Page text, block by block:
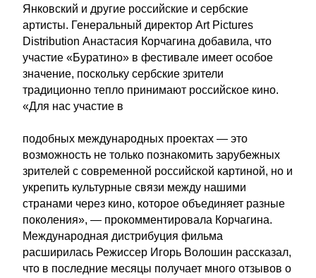
Янковский и другие российские и сербские
артисты. Генеральный директор Art Pictures
Distribution Анастасия Корчагина добавила, что
участие «Буратино» в фестивале имеет особое
значение, поскольку сербские зрители
традиционно тепло принимают российское кино.
«Для нас участие в
подобных международных проектах — это
возможность не только познакомить зарубежных
зрителей с современной российской картиной, но и
укрепить культурные связи между нашими
странами через кино, которое объединяет разные
поколения», — прокомментировала Корчагина.
Международная дистрибуция фильма
расширилась Режиссер Игорь Волошин рассказал,
что в последние месяцы получает много отзывов о